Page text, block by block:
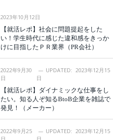
2023年10月12日
【就活レポ】社会に問題提起をした
い！学生時代に感じた違和感をきっか
けに目指したＰＲ業界（PR会社）
2022年9月30
日
UPDATED: 2023年12月15
日
【就活レポ】ダイナミックな仕事をし
たい。知る人ぞ知るBtoB企業を雑誌で
発見！（メーカー）
2022年9月25
UPDATED: 2023年12月15